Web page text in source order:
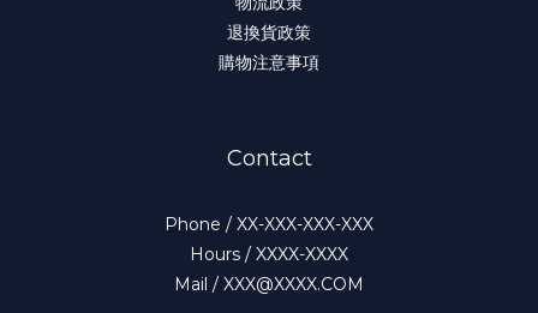
退換貨政策
購物注意事項
Contact
Phone / XX-XXX-XXX-XXX
Hours / XXXX-XXXX
Mail / XXX@XXXX.COM